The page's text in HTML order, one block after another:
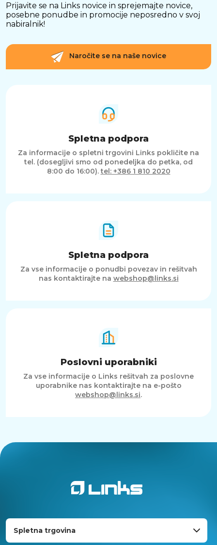
Prijavite se na Links novice in sprejemajte novice,
posebne ponudbe in promocije neposredno v svoj
nabiralnik!
Naročite se na naše novice
Spletna podpora
Za informacije o spletni trgovini Links pokličite na
tel. (dosegljivi smo od ponedeljka do petka, od
8:00 do 16:00).tel: +386 1 810 2020
Spletna podpora
Za vse informacije o ponudbi povezav in rešitvah
nas kontaktirajte na webshop@links.si
Poslovni uporabniki
Za vse informacije o Links rešitvah za poslovne
uporabnike nas kontaktirajte na e-pošto
webshop@links.si.
Spletna trgovina